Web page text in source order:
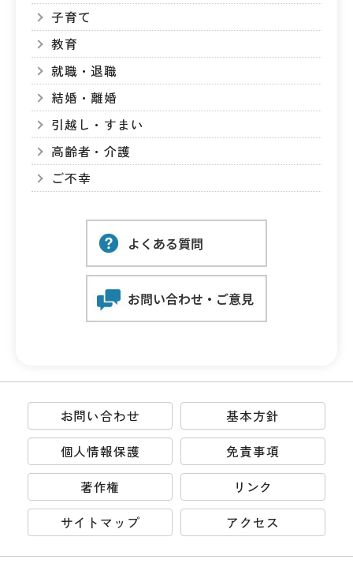
子育て
教育
就職・退職
結婚・離婚
引越し・すまい
高齢者・介護
ご不幸
お問い合わせ
基本方針
個人情報保護
免責事項
著作権
リンク
サイトマップ
アクセス